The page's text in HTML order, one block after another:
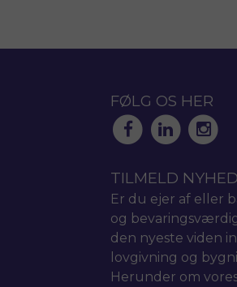
FØLG OS HER
TILMELD
Er du ejer af eller
og
den nyeste viden
lovgivning og
Herunder om